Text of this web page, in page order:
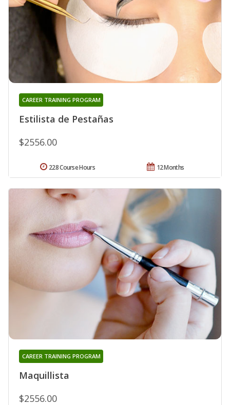
Estilista de Pestañas
CAREER TRAINING PROGRAM
$2556.00
12 Months
228 Course Hours
Maquillista
CAREER TRAINING PROGRAM
$2556.00